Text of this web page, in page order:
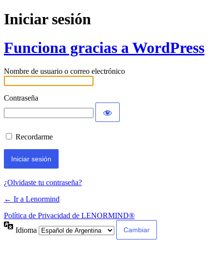
Iniciar sesión
Funciona gracias a WordPress
Nombre de usuario o correo electrónico
Contraseña
Recordarme
¿Olvidaste tu contraseña?
← Ir a Lenormind
Política de Privacidad de LENORMIND®
Idioma